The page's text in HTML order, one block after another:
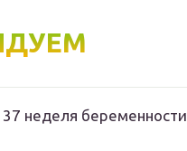
37 неделя беременности